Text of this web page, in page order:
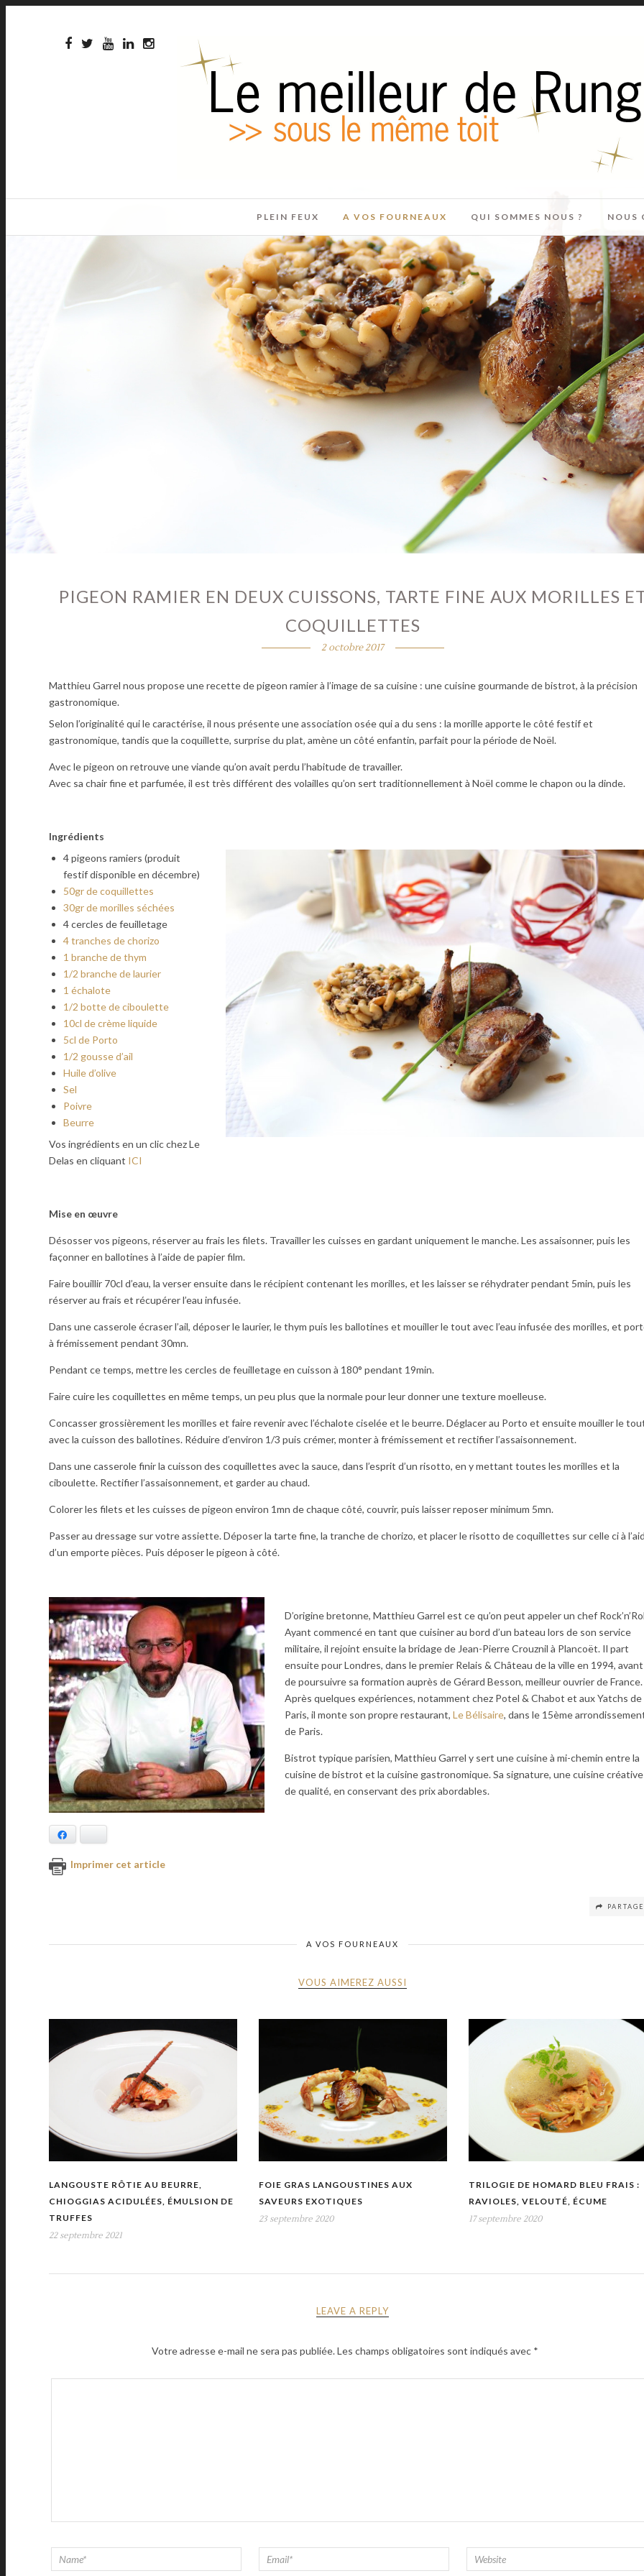
PLEIN FEUX A VOS FOURNEAUX QUI SOMMES NOUS ? NOUS
PIGEON RAMIER EN DEUX CUISSONS, TARTE FINE AUX MORILLES
COQUILLETTES
2 octobre 2017
Matthieu Garrel nous propose une recette de pigeon ramier à l’image de sa cuisine : une cuisine gourmande de bistrot, à la précision
gastronomique.
Selon l’originalité qui le caractérise, il nous présente une association osée qui a du sens : la morille apporte le côté festif et
gastronomique, tandis que la coquillette, surprise du plat, amène un côté enfantin, parfait pour la période de Noël.
Avec le pigeon on retrouve une viande qu’on avait perdu l’habitude de travailler.
Avec sa chair fine et parfumée, il est très différent des volailles qu’on sert traditionnellement à Noël comme le chapon ou la dinde.
Ingrédients
4 pigeons ramiers (produit
festif disponible en décembre)
50gr de coquillettes
30gr de morilles séchées
4 cercles de feuilletage
4 tranches de chorizo
1 branche de thym
1/2 branche de laurier
1 échalote
1/2 botte de ciboulette
10cl de crème liquide
5cl de Porto
1/2 gousse d’ail
Huile d’olive
Sel
Poivre
Beurre
Vos ingrédients en un clic chez Le
Delas en cliquant ICI
Mise en œuvre
Désosser vos pigeons, réserver au frais les filets. Travailler les cuisses en gardant uniquement le manche. Les assaisonner, puis les
façonner en ballotines à l’aide de papier film.
Faire bouillir 70cl d’eau, la verser ensuite dans le récipient contenant les morilles, et les laisser se réhydrater pendant 5min, puis les
réserver au frais et récupérer l’eau infusée.
Dans une casserole écraser l’ail, déposer le laurier, le thym puis les ballotines et mouiller le tout avec l’eau infusée des morilles, et
à frémissement pendant 30mn.
Pendant ce temps, mettre les cercles de feuilletage en cuisson à 180° pendant 19min.
Faire cuire les coquillettes en même temps, un peu plus que la normale pour leur donner une texture moelleuse.
Concasser grossièrement les morilles et faire revenir avec l’échalote ciselée et le beurre. Déglacer au Porto et ensuite mouiller le
avec la cuisson des ballotines. Réduire d’environ 1/3 puis crémer, monter à frémissement et rectifier l’assaisonnement.
Dans une casserole finir la cuisson des coquillettes avec la sauce, dans l’esprit d’un risotto, en y mettant toutes les morilles et la
ciboulette. Rectifier l’assaisonnement, et garder au chaud.
Colorer les filets et les cuisses de pigeon environ 1mn de chaque côté, couvrir, puis laisser reposer minimum 5mn.
Passer au dressage sur votre assiette. Déposer la tarte fine, la tranche de chorizo, et placer le risotto de coquillettes sur celle ci à
d’un emporte pièces. Puis déposer le pigeon à côté.
D’origine bretonne, Matthieu Garrel est ce qu’on peut appeler un chef
Ayant commencé en tant que cuisiner au bord d’un bateau lors de son service
militaire, il rejoint ensuite la bridage de Jean-Pierre Crouznil à Plancoët. Il part
ensuite pour Londres, dans le premier Relais & Château de la ville en 1994, avant
de poursuivre sa formation auprès de Gérard Besson, meilleur ouvrier de France.
Après quelques expériences, notamment chez Potel & Chabot et aux Yatchs de
Paris, il monte son propre restaurant, Le Bélisaire, dans le 15ème
de Paris.
Bistrot typique parisien, Matthieu Garrel y sert une cuisine à mi-chemin entre la
cuisine de bistrot et la cuisine gastronomique. Sa signature, une cuisine
de qualité, en conservant des prix abordables.
Imprimer cet article
A VOS FOURNEAUX
VOUS AIMEREZ AUSSI
LANGOUSTE RÔTIE AU BEURRE,
CHIOGGIAS ACIDULÉES, ÉMULSION DE
TRUFFES
22 septembre 2021
FOIE GRAS LANGOUSTINES AUX
SAVEURS EXOTIQUES
23 septembre 2020
TRILOGIE DE HOMARD BLEU FRAIS :
RAVIOLES, VELOUTÉ, ÉCUME
17 septembre 2020
LEAVE A REPLY
Votre adresse e-mail ne sera pas publiée.Les champs obligatoires sont indiqués avec *